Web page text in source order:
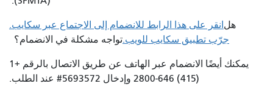
انقر على هذا الرابط للانضمام إلى الاجتماع عبر سكايب. هل
تواجه مشكلة في الانضمام؟جرّب تطبيق سكايب للويب.
يمكنك أيضًا الانضمام عبر الهاتف عن طريق الاتصال بالرقم +1
(415) 646-2800 وإدخال 5693572# عند الطلب.